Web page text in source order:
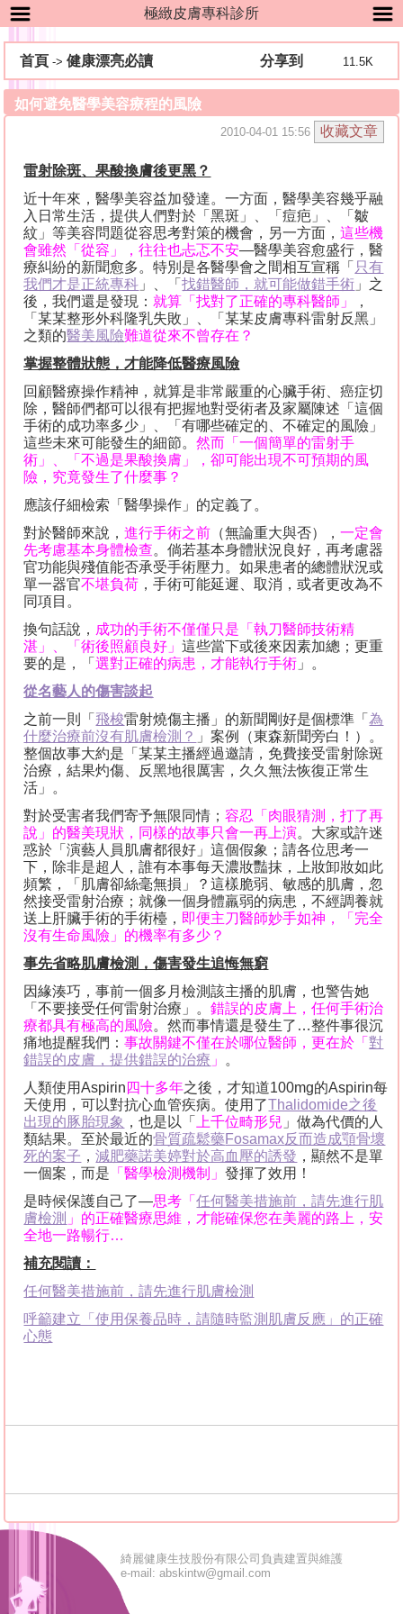
極緻皮膚專科診所
首頁 ->健康漂亮必讀 分享到 11.5K
如何避免醫學美容療程的風險
2010-04-01 15:56
雷射除斑、果酸換膚後更黑？
近十年來，醫學美容益加發達。一方面，醫學美容幾乎融
入日常生活，提供人們對於「黑斑」、「痘疤」、「皺
紋」等美容問題從容思考對策的機會，另一方面，這些機
會雖然「從容」，往往也忐忑不安—醫學美容愈盛行，醫
療糾紛的新聞愈多。特別是各醫學會之間相互宣稱「 只有
我們才是正統專科 」、「找錯醫師，就可能做錯手術 」之
後，我們還是發現： 就算「找對了正確的專科醫師」
，
「某某整形外科隆乳失敗」、「某某皮膚專科雷射反黑」
之類的醫美風險難道從來不曾存在？
掌握整體狀態，才能降低醫療風險
回顧醫療操作精神，就算是非常嚴重的心臟手術、癌症切
除，醫師們都可以很有把握地對受術者及家屬陳述「這個
手術的成功率多少」、「有哪些確定的、不確定的風險」
這些未來可能發生的細節。然而「一個簡單的雷射手
術」、「不過是果酸換膚」，卻可能出現不可預期的風
險，究竟發生了什麼事？
應該仔細檢索「醫學操作」的定義了。
對於醫師來說，進行手術之前 （無論重大與否），一定會
先考慮基本身體檢查。倘若基本身體狀況良好，再考慮器
官功能與殘值能否承受手術壓力。如果患者的總體狀況或
單一器官不堪負荷 ，手術可能延遲、取消，或者更改為不
同項目。
換句話說， 成功的手術不僅僅只是「執刀醫師技術精
湛」、「術後照顧良好」這些當下或後來因素加總；更重
要的是，「選對正確的病患，才能執行手術 」。
從名藝人的傷害談起
之前一則「 飛梭雷射燒傷主播」的新聞剛好是個標準「為
什麼治療前沒有肌膚檢測？ 」案例（東森新聞旁白！）。
整個故事大約是「某某主播經過邀請，免費接受雷射除斑
治療，結果灼傷、反黑地很厲害，久久無法恢復正常生
活」。
對於受害者我們寄予無限同情；容忍「肉眼猜測，打了再
說」的醫美現狀，同樣的故事只會一再上演。大家或許迷
惑於「演藝人員肌膚都很好」這個假象；請各位思考一
下，除非是超人，誰有本事每天濃妝豔抹，上妝卸妝如此
頻繁，「肌膚卻絲毫無損」？這樣脆弱、敏感的肌膚，忽
然接受雷射治療；就像一個身體羸弱的病患，不經調養就
送上肝臟手術的手術檯， 即便主刀醫師妙手如神，「完全
沒有生命風險」的機率有多少？
事先省略肌膚檢測，傷害發生追悔無窮
因緣湊巧，事前一個多月檢測該主播的肌膚，也警告她
「不要接受任何雷射治療」。錯誤的皮膚上，任何手術治
療都具有極高的風險。然而事情還是發生了 …整件事很沉
痛地提醒我們：事故關鍵不僅在於哪位醫師，更在於「對
錯誤的皮膚，提供錯誤的治療 」 。
人類使用Aspirin 四十多年之後，才知道100mg的Aspirin每
天使用，可以對抗心血管疾病。使用了Thalidomide之後
出現的豚胎現象 ，也是以「 上千位畸形兒 」做為代價的人
類結果。至於最近的骨質疏鬆藥Fosamax反而造成顎骨壞
死的案子 ，減肥藥諾美婷對於高血壓的誘發 ，顯然不是單
一個案，而是 「醫學檢測機制」發揮了效用！
是時候保護自己了—思考「任何醫美措施前，請先進行肌
膚檢測 」的正確醫療思維，才能確保您在美麗的路上，安
全地一路暢行…
補充閱讀：
任何醫美措施前，請先進行肌膚檢測
呼籲建立「使用保養品時，請隨時監測肌膚反應」的正確
心態
綺麗健康生技股份有限公司負責建置與維護
e-mail: abskintw@gmail.com